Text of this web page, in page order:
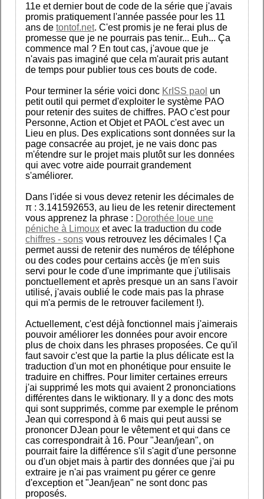
11e et dernier bout de code de la série que j'avais
promis pratiquement l'année passée pour les 11
ans de tontof.net. C'est promis je ne ferai plus de
promesse que je ne pourrais pas tenir... Euh... Ça
commence mal ? En tout cas, j'avoue que je
n'avais pas imaginé que cela m'aurait pris autant
de temps pour publier tous ces bouts de code.
Pour terminer la série voici donc KrISS paol un
petit outil qui permet d'exploiter le système PAO
pour retenir des suites de chiffres. PAO c'est pour
Personne, Action et Objet et PAOL c'est avec un
Lieu en plus. Des explications sont données sur la
page consacrée au projet, je ne vais donc pas
m'étendre sur le projet mais plutôt sur les données
qui avec votre aide pourrait grandement
s'améliorer.
Dans l'idée si vous devez retenir les décimales de
π : 3.141592653, au lieu de les retenir directement
vous apprenez la phrase : Dorothée loue une
péniche à Limoux et avec la traduction du code
chiffres - sons vous retrouvez les décimales ! Ça
permet aussi de retenir des numéros de téléphone
ou des codes pour certains accès (je m'en suis
servi pour le code d'une imprimante que j'utilisais
ponctuellement et après presque un an sans l'avoir
utilisé, j'avais oublié le code mais pas la phrase
qui m'a permis de le retrouver facilement !).
Actuellement, c'est déjà fonctionnel mais j'aimerais
pouvoir améliorer les données pour avoir encore
plus de choix dans les phrases proposées. Ce qu'il
faut savoir c'est que la partie la plus délicate est la
traduction d'un mot en phonétique pour ensuite le
traduire en chiffres. Pour limiter certaines erreurs
j'ai supprimé les mots qui avaient 2 prononciations
différentes dans le wiktionary. Il y a donc des mots
qui sont supprimés, comme par exemple le prénom
Jean qui correspond à 6 mais qui peut aussi se
prononcer DJean pour le vêtement et qui dans ce
cas correspondrait à 16. Pour "Jean/jean", on
pourrait faire la différence s'il s'agit d'une personne
ou d'un objet mais à partir des données que j'ai pu
extraire je n'ai pas vraiment pu gérer ce genre
d'exception et "Jean/jean" ne sont donc pas
proposés.